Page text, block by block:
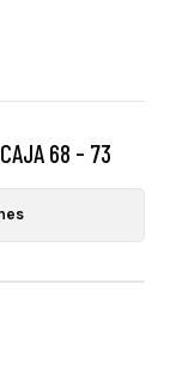
CAJA 68 - 73